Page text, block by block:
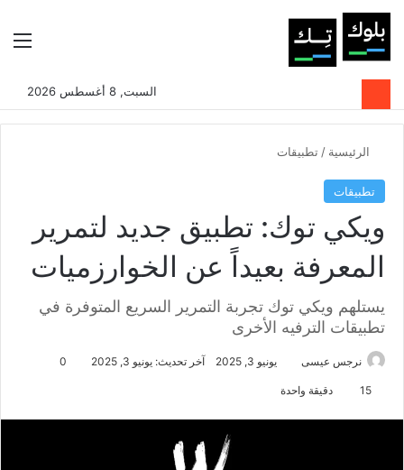
بحثالوضع
السبت, 8 أغسطس 2026
الرئيسية / تطبيقات
تطبيقات
ويكي توك: تطبيق جديد لتمرير
المعرفة بعيداً عن الخوارزميات
يستلهم ويكي توك تجربة التمرير السريع المتوفرة في
تطبيقات الترفيه الأخرى
نرجس عيسى يونيو 3, 2025 آخر تحديث: يونيو 3, 2025 0
15 دقيقة واحدة